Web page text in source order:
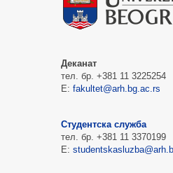
Деканат
тел. бр. +381 11 3225254
Е: fakultet@arh.bg.ac.rs
Студентска служба
тел. бр. +381 11 3370199
Е: